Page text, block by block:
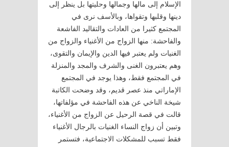
الإسلام إلى مالها وجمالها وحليتها بل ينظر إلى
دينها وقلبها وتقواها، وبالأسف نرى في
المجتمع كثيرا من العادات والتقاليد الفاشعة
والفاحشة: منها الزواج من الأغنياء والزواج من
الغنيات ولم يعتبر فيها الدين والإيمان والتقوى،
وهم يعتبرون الغنى والشرف والمجد والمنزلة
في المجتمع فقط، وهذا يوجد في المجتمع
الإماراتي منذ عصر قديم، وقد وضحت الكاتبة
شيخة الناخي عن هذه الفاحشة في مؤلفاتها،
قالت في قصة الرحيل عن الزواج من الأغنياء،
وتبين أن زواج النساء الغنيات بالرجال الأغنياء
فقط تسبب للمشكلات الاجتماعية، فتستمر